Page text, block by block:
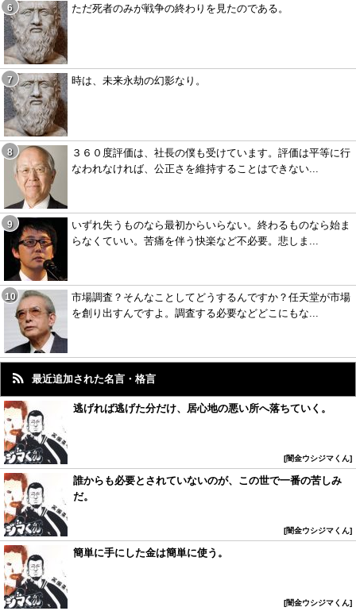
ただ死者のみが戦争の終わりを見たのである。
時は、未来永劫の幻影なり。
３６０度評価は、社長の僕も受けています。評価は平等に行
なわれなければ、公正さを維持することはできない...
いずれ失うものなら最初からいらない。終わるものなら始ま
らなくていい。苦痛を伴う快楽など不必要。悲しま...
市場調査？そんなことしてどうするんですか？任天堂が市場
を創り出すんですよ。調査する必要などどこにもな...
最近追加された名言・格言
逃げれば逃げた分だけ、居心地の悪い所へ落ちていく。
闇金ウシジマくん
誰からも必要とされていないのが、この世で一番の苦しみ
だ。
闇金ウシジマくん
簡単に手にした金は簡単に使う。
闇金ウシジマくん